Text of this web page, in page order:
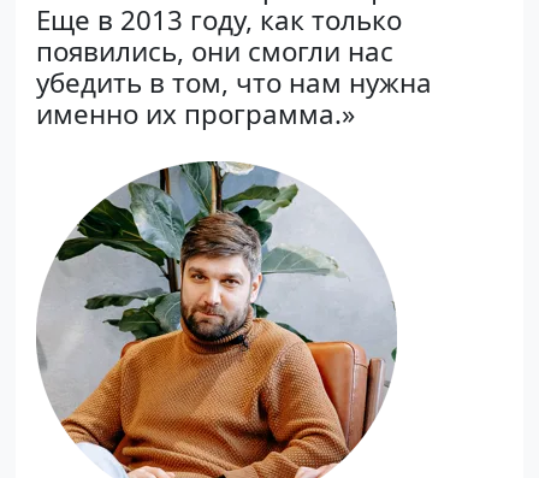
Еще в 2013 году, как только
появились, они смогли нас
убедить в том, что нам нужна
именно их программа.»